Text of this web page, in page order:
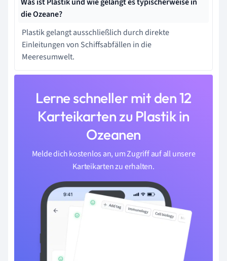
die Ozeane?
Plastik gelangt ausschließlich durch direkte
Einleitungen von Schiffsabfällen in die
Meeresumwelt.
Lerne schneller mit den 12
Karteikarten zu Plastik in
Ozeanen
Melde dich kostenlos an, um Zugriff auf all unsere
Karteikarten zu erhalten.